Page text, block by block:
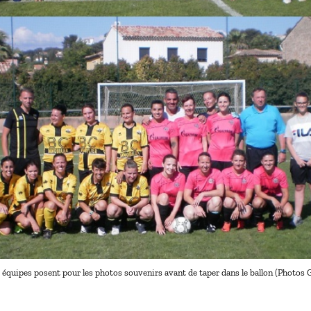
équipes posent pour les photos souvenirs avant de taper dans le ballon (Photos